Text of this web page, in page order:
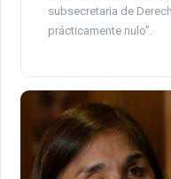
subsecretaria de
prácticamente nulo”.